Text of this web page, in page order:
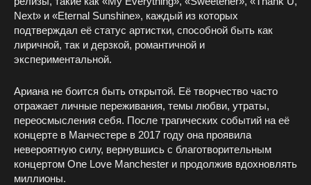
Next» и «Eternal Sunshine», каждый из которых
подтверждал её статус артистки, способной быть как
лиричной, так и дерзкой, романтичной и
экспериментальной.
Ариана не боится быть открытой. Её творчество часто
отражает личные переживания, темы любви, утраты,
переосмысления себя. После трагических событий на её
концерте в Манчестере в 2017 году она проявила
невероятную силу, вернувшись с благотворительным
концертом One Love Manchester и продолжив вдохновлять
миллионы.